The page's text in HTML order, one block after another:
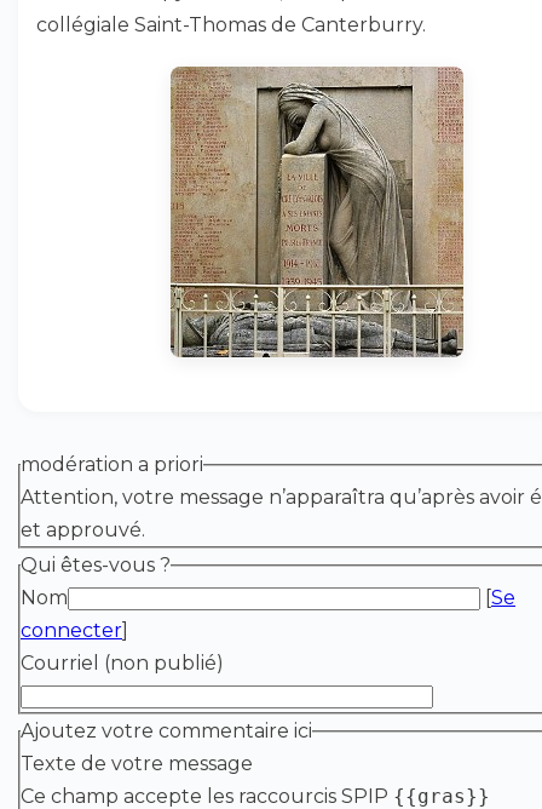
collégiale Saint-Thomas de Canterburry.
modération a priori
Attention, votre message n’apparaîtra qu’après avoir
et approuvé.
Qui êtes-vous ?
Nom
[Se
connecter]
Courriel (non publié)
Ajoutez votre commentaire ici
Texte de votre message
Ce champ accepte les raccourcis SPIP {{gras}}